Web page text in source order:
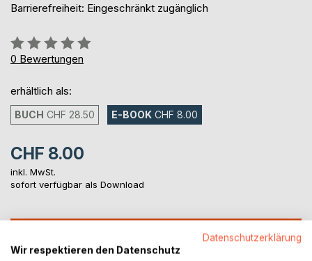
Barrierefreiheit: Eingeschränkt zugänglich
Bewertung::
0%
0 Bewertungen
erhältlich als:
BUCH CHF 28.50 E-BOOK CHF 8.00
CHF 8.00
inkl. MwSt.
sofort verfügbar als Download
Datenschutzerklärung
Wir respektieren den Datenschutz